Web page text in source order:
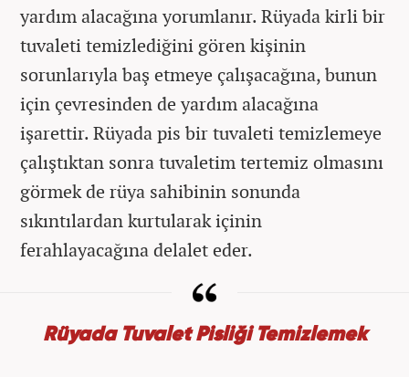
yardım alacağına yorumlanır. Rüyada kirli bir
tuvaleti temizlediğini gören kişinin
sorunlarıyla baş etmeye çalışacağına, bunun
için çevresinden de yardım alacağına
işarettir. Rüyada pis bir tuvaleti temizlemeye
çalıştıktan sonra tuvaletim tertemiz olmasını
görmek de rüya sahibinin sonunda
sıkıntılardan kurtularak içinin
ferahlayacağına delalet eder.
Rüyada Tuvalet Pisliği Temizlemek